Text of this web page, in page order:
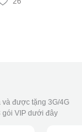
được tặng 3G/4G
gói VIP dưới đây